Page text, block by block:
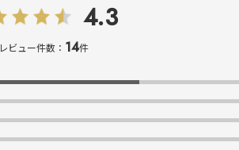
4.3
レビュー件数： 14件